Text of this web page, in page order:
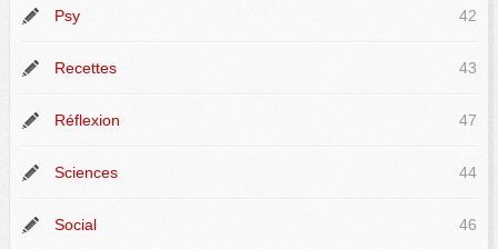
Psy 42
Recettes 43
Réflexion 47
Sciences 44
Social 46